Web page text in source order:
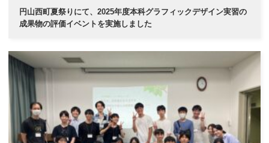
円山西町夏祭りにて、2025年度本科グラフィックデザイン実習の
成果物の評価イベントを実施しました